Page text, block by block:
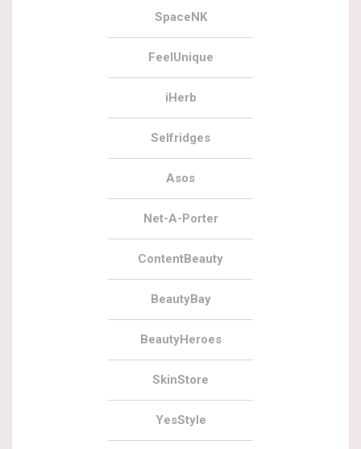
SpaceNK
FeelUnique
iHerb
Selfridges
Asos
Net-A-Porter
ContentBeauty
BeautyBay
BeautyHeroes
SkinStore
YesStyle